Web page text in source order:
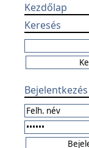
Kezdőlap
Keresés
Bejelentkezés